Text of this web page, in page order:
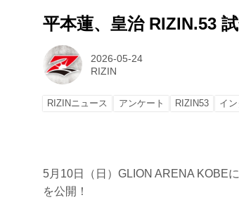
平本蓮、皇治 RIZIN.53
2026-05-24
RIZIN
RIZINニュース アンケート RIZIN53 イ
5月10日（日）GLION ARENA KOBE
を公開！